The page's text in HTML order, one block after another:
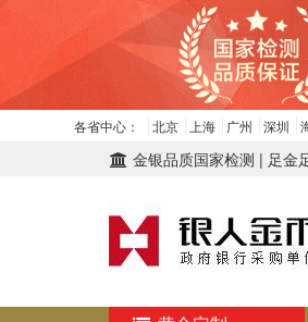
各省中心： 北京 上海 广州 深圳
金银品质国家检测 | 足金